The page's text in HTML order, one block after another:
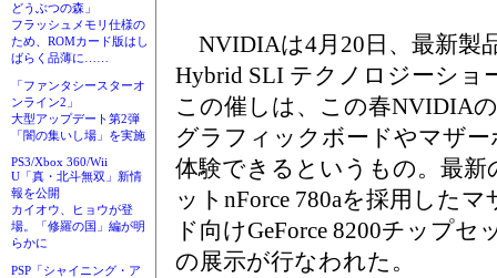
どうぶつの森」
フラッシュメモリ仕様の
ため、ROMカード版はし
ばらく品薄に……
「ファンタシースターオ
ンライン2」
大型アップデート第2弾
「闇の集いし場」を実施
PS3/Xbox 360/Wii
U「真・北斗無双」新情
報を公開
カイオウ、ヒョウが登
場。「修羅の国」編が明
らかに
PSP「シャイニング・ア
NVIDIAは4月20日、最新製
Hybrid SLI テクノロジーショ
この催しは、この春NVIDIA
グラフィックボードやマザ
体験できるというもの。最
ットnForce 780aを採用した
ド向けGeForce 8200チップ
の展示が行なわれた。